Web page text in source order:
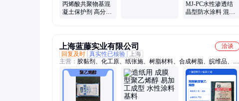
丙烯酸共聚物基混
凝土保护剂 高分子
MJ-PC水性渗透结
晶型防水涂料 混凝
上海蓝藤实业有限公司
洽谈
回复及时 真实性已核验
上海
主营： 胶黏剂、化工原、纸张施、树脂材料、合成树脂、皖维品、粘
合剂、磁材胶、增强剂、聚乙烯、涂层材料、水性涂料、粉末颗粒、
专用原料、纺织浆料、专用基料、涂料基料、工业级pva